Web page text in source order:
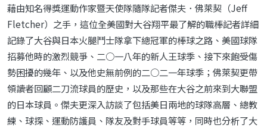
藉由知名得獎運動作家暨天使隊隨隊記者傑夫．佛萊契（Jeff
Fletcher）之手，這位全美國對大谷翔平最了解的職棒記者詳細
記錄了大谷與日本火腿鬥士隊拿下總冠軍的棒球之路、美國球隊
招募他時的激烈競爭、二○一八年的新人王球季、接下來飽受傷
勢困擾的幾年、以及他史無前例的二○二一年球季；佛萊契更帶
領讀者回顧二刀流球員的歷史，以及那些在大谷之前來到大聯盟
的日本球員。傑夫更深入訪談了包括美日兩地的球隊高層、總教
練、球探、運動防護員、隊友及對手球員等等，同時也分析了大